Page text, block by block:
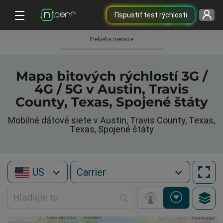
Пspustiť test rýchlosti
Prebieha meranie
Mapa bitových rýchlostí 3G /
4G / 5G v Austin, Travis
County, Texas, Spojené štáty
Mobilné dátové siete v Austin, Travis County, Texas,
Texas, Spojené štáty
US